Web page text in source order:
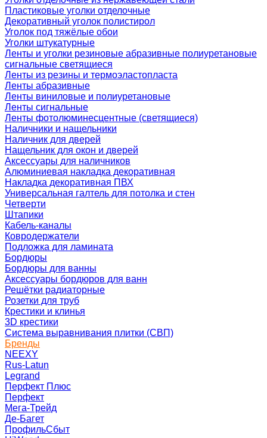
Пластиковые уголки отделочные
Декоративный уголок полистирол
Уголок под тяжёлые обои
Уголки штукатурные
Ленты и уголки резиновые абразивные полиуретановые
сигнальные светящиеся
Ленты из резины и термоэластопласта
Ленты абразивные
Ленты виниловые и полиуретановые
Ленты сигнальные
Ленты фотолюминесцентные (светящиеся)
Наличники и нащельники
Наличник для дверей
Нащельник для окон и дверей
Аксессуары для наличников
Алюминиевая накладка декоративная
Накладка декоративная ПВХ
Универсальная галтель для потолка и стен
Четверти
Штапики
Кабель-каналы
Ковродержатели
Подложка для ламината
Бордюры
Бордюры для ванны
Аксессуары бордюров для ванн
Решётки радиаторные
Розетки для труб
Крестики и клинья
3D крестики
Система выравнивания плитки (СВП)
Бренды
NEEXY
Rus-Latun
Legrand
Перфект Плюс
Перфект
Мега-Трейд
Де-Багет
ПрофильСбыт